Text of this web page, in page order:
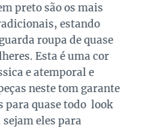
preto são os mais
estando
roupa de quase
Esta é uma cor
e atemporal e
neste tom garante
quase todo look
eles para